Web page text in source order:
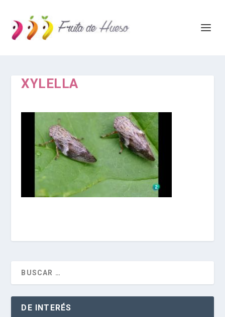
XYLELLA
DE INTERÉS